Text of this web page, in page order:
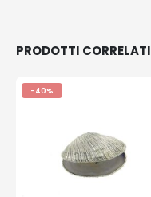
PRODOTTI CORRELATI
-40%